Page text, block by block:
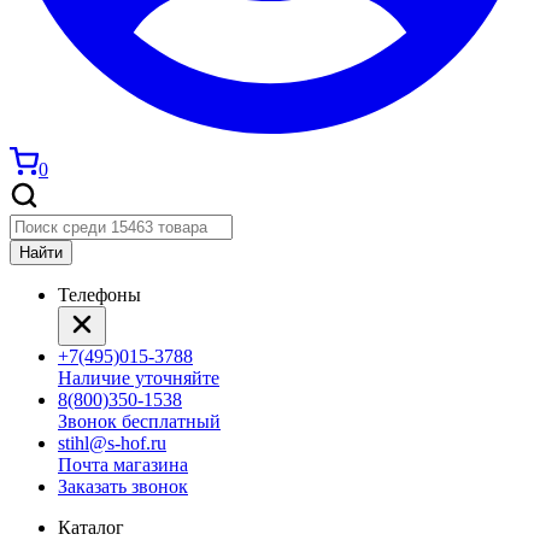
0
Найти
Телефоны
+7(495)015-3788
Наличие уточняйте
8(800)350-1538
Звонок бесплатный
stihl@s-hof.ru
Почта магазина
Заказать звонок
Каталог